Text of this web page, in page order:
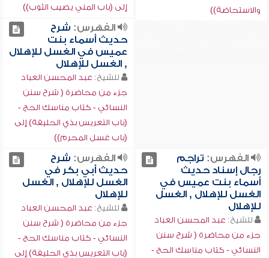
والاستحاضة))
إلى (باب المني يصيب الثوب))
الفهرس: شرح
حديث أسماء بنت
عميس في الغسل للإهلال
, الغسل للإهلال
للشيخ: عبد المحسن العباد
جزء من محاضرة ( شرح سنن
النسائي - كتاب مناسك الحج -
(باب التعريس بذي الحليفة) إلى
(باب غسل المحرم))
الفهرس: تراجم
رجال إسناد حديث
أسماء بنت عميس في
الغسل للإهلال , الغسل
للإهلال
للشيخ: عبد المحسن العباد
جزء من محاضرة ( شرح سنن
النسائي - كتاب مناسك الحج -
الفهرس: شرح
حديث أبي بكر في
الغسل للإهلال , الغسل
للإهلال
للشيخ: عبد المحسن العباد
جزء من محاضرة ( شرح سنن
النسائي - كتاب مناسك الحج -
(باب التعريس بذي الحليفة) إلى